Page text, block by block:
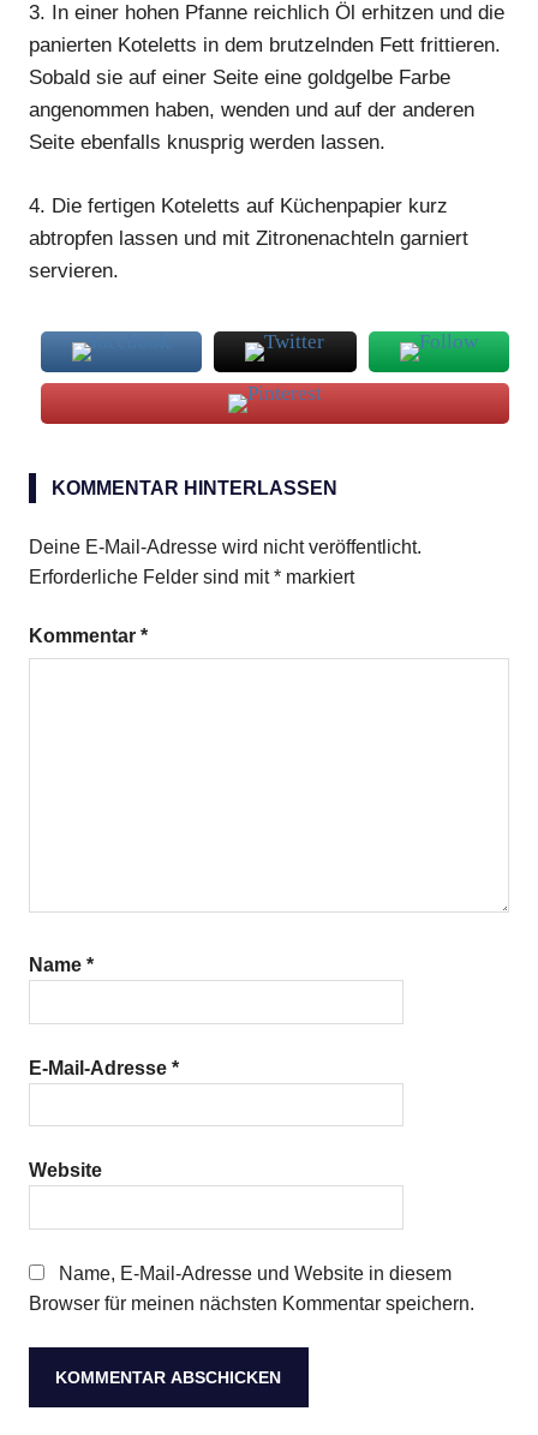
3. In einer hohen Pfanne reichlich Öl erhitzen und die
panierten Koteletts in dem brutzelnden Fett frittieren.
Sobald sie auf einer Seite eine goldgelbe Farbe
angenommen haben, wenden und auf der anderen
Seite ebenfalls knusprig werden lassen.
4. Die fertigen Koteletts auf Küchenpapier kurz
abtropfen lassen und mit Zitronenachteln garniert
servieren.
KOMMENTAR HINTERLASSEN
Deine E-Mail-Adresse wird nicht veröffentlicht.
Erforderliche Felder sind mit* markiert
Kommentar *
Name *
E-Mail-Adresse *
Website
Name, E-Mail-Adresse und Website in diesem
Browser für meinen nächsten Kommentar speichern.